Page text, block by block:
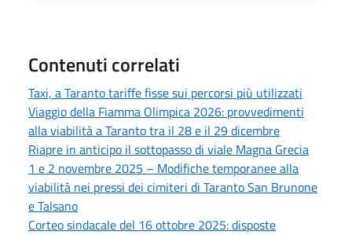
Contenuti correlati
Taxi, a Taranto tariffe fisse sui percorsi più utilizzati
Viaggio della Fiamma Olimpica 2026: provvedimenti
alla viabilità a Taranto tra il 28 e il 29 dicembre
Riapre in anticipo il sottopasso di viale Magna Grecia
1 e 2 novembre 2025 – Modifiche temporanee alla
viabilità nei pressi dei cimiteri di Taranto San Brunone
e Talsano
Corteo sindacale del 16 ottobre 2025: disposte